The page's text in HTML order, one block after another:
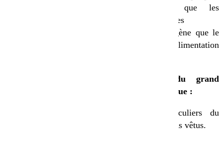
rapidement que les
autres céréales
Moins allergène que le
blé, en alimentation
Inconvénients du grand
épeautre biologique :
Semis particuliers du
fait des grains vêtus.